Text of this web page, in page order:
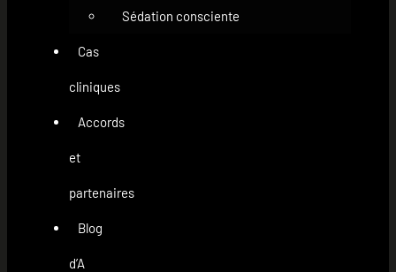
Sédation consciente
Cas
cliniques
Accords
et
partenaires
Blog
d’A